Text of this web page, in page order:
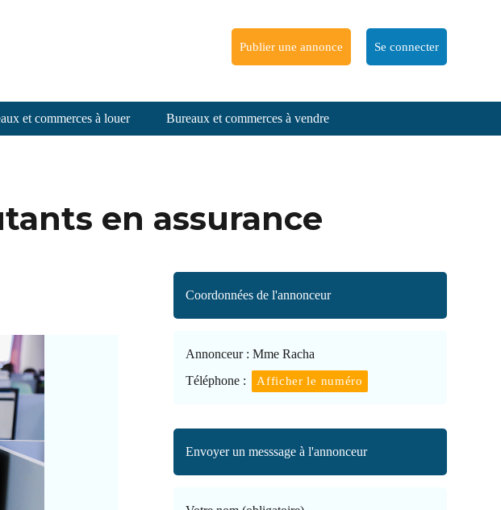
Publier une annonce Se connecter
et commerces à louer Bureaux et commerces à vendre
en assurance
Coordonnées de l'annonceur
Annonceur : Mme Racha
Téléphone :
Afficher le numéro
Envoyer un messsage à l'annonceur